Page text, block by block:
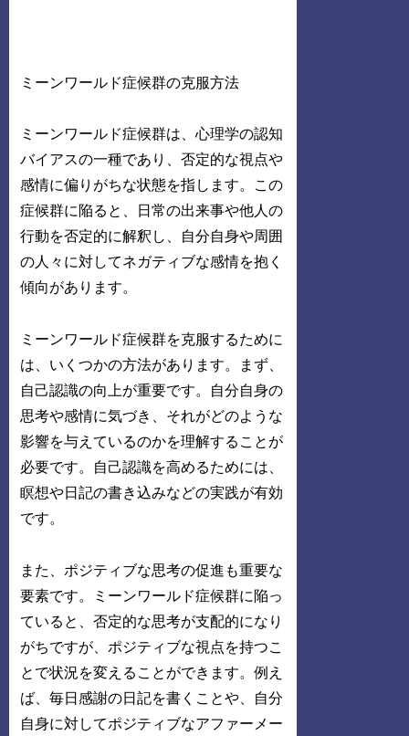
ミーンワールド症候群の克服方法
ミーンワールド症候群は、心理学の認知
バイアスの一種であり、否定的な視点や
感情に偏りがちな状態を指します。この
症候群に陥ると、日常の出来事や他人の
行動を否定的に解釈し、自分自身や周囲
の人々に対してネガティブな感情を抱く
傾向があります。
ミーンワールド症候群を克服するために
は、いくつかの方法があります。まず、
自己認識の向上が重要です。自分自身の
思考や感情に気づき、それがどのような
影響を与えているのかを理解することが
必要です。自己認識を高めるためには、
瞑想や日記の書き込みなどの実践が有効
です。
また、ポジティブな思考の促進も重要な
要素です。ミーンワールド症候群に陥っ
ていると、否定的な思考が支配的になり
がちですが、ポジティブな視点を持つこ
とで状況を変えることができます。例え
ば、毎日感謝の日記を書くことや、自分
自身に対してポジティブなアファーメー